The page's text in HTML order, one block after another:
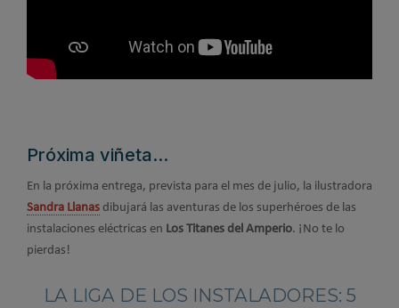
Próxima viñeta...
En la próxima entrega, prevista para el mes de julio, la ilustradora
Sandra Llanas dibujará las aventuras de los superhéroes de las
instalaciones eléctricas en Los Titanes del Amperio. ¡No te lo
pierdas!
LA LIGA DE LOS INSTALADORES: 5